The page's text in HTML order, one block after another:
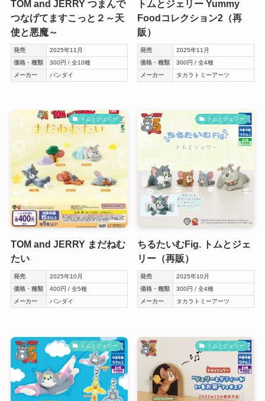
TOM and JERRY つまんで
つなげてますこっと２～天
使と悪魔～
発売
2025年11月
価格・種類
300円 / 全10種
メーカー
バンダイ
トムとジェリー Yummy
Foodコレクション2（再
販）
発売
2025年11月
価格・種類
300円 / 全4種
メーカー
タカラトミーアーツ
トムとジェリー
TOM and JERRY まだねむ
たい
発売
2025年10月
価格・種類
400円 / 全5種
メーカー
バンダイ
トムとジェリー
ちるたいむFig. トムとジェ
リー（再販）
発売
2025年10月
価格・種類
300円 / 全4種
メーカー
タカラトミーアーツ
トムとジェリー トムとジェリー